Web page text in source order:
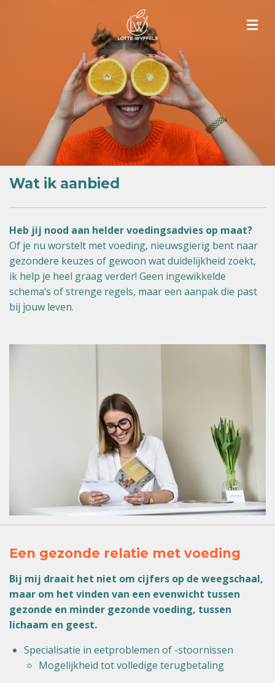
Wat ik aanbied
Heb jij nood aan helder voedingsadvies op maat?
Of je nu worstelt met voeding, nieuwsgierig bent naar
gezondere keuzes of gewoon wat duidelijkheid zoekt,
ik help je heel graag verder! Geen ingewikkelde
schema’s of strenge regels, maar een aanpak die past
bij jouw leven.
Een gezonde relatie met voeding
Bij mij draait het niet om cijfers op de weegschaal,
maar om het vinden van een evenwicht tussen
gezonde en minder gezonde voeding, tussen
lichaam en geest.
Specialisatie in eetproblemen of -stoornissen
Mogelijkheid tot volledige terugbetaling